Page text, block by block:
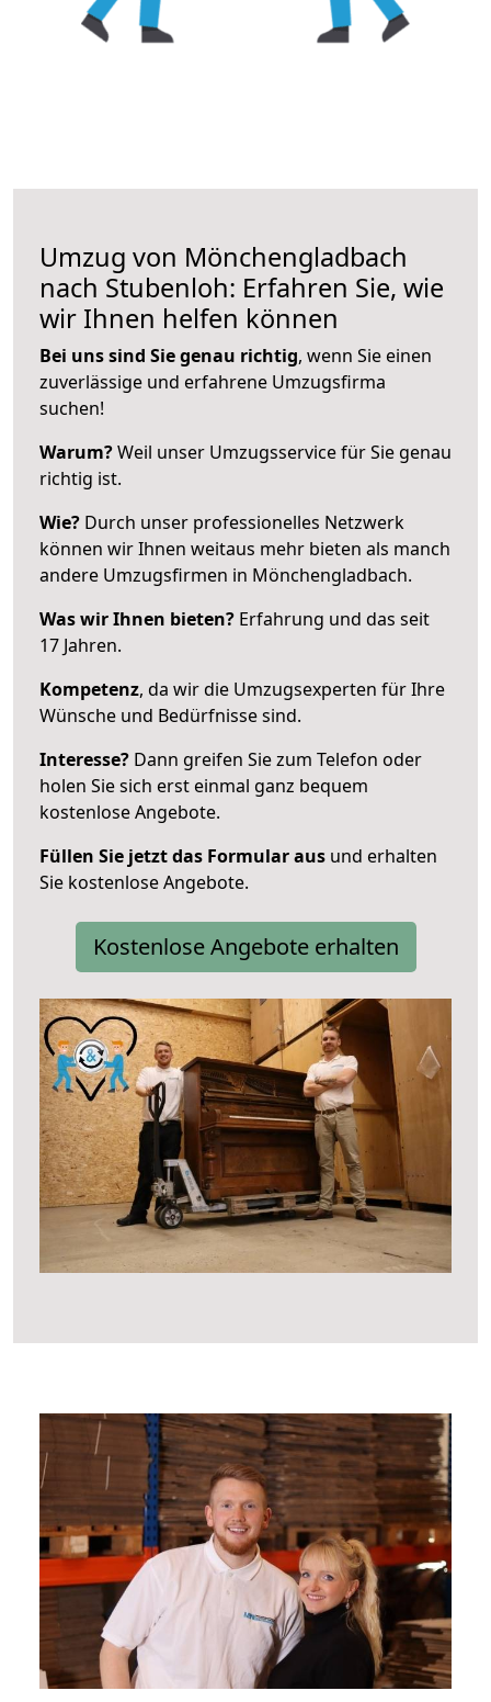
Umzug von Mönchengladbach
nach Stubenloh: Erfahren Sie, wie
wir Ihnen helfen können
Bei uns sind Sie genau richtig, wenn Sie einen
zuverlässige und erfahrene Umzugsfirma
suchen!
Warum?Weil unser Umzugsservice für Sie genau
richtig ist.
Wie? Durch unser professionelles Netzwerk
können wir Ihnen weitaus mehr bieten als manch
andere Umzugsfirmen in Mönchengladbach.
Was wir Ihnen bieten? Erfahrung und das seit
17 Jahren.
Kompetenz, da wir die Umzugsexperten für Ihre
Wünsche und Bedürfnisse sind.
Interesse? Dann greifen Sie zum Telefon oder
holen Sie sich erst einmal ganz bequem
kostenlose Angebote.
Füllen Sie jetzt das Formular aus und erhalten
Sie kostenlose Angebote.
Kostenlose Angebote erhalten